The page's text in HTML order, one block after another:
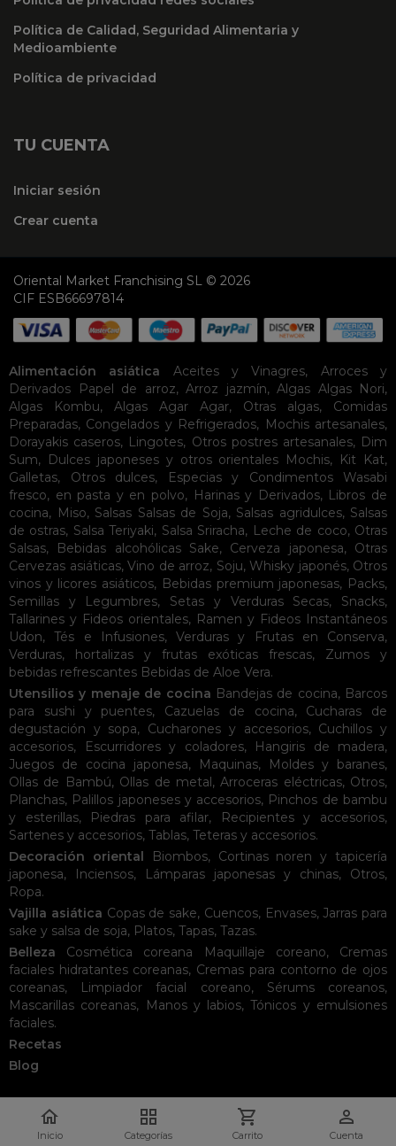
Política de Calidad, Seguridad Alimentaria y
Medioambiente
Política de privacidad
TU CUENTA
Iniciar sesión
Crear cuenta
Oriental Market Franchising SL © 2026
CIF ESB66697814
Alimentación asiática Aceites y Vinagres, Arroces y
Derivados
Papel de arroz, Arroz jazmín, Algas Algas Nori,
Algas Kombu, Algas Agar Agar, Otras algas, Comidas
Preparadas, Congelados y Refrigerados, Mochis artesanales,
Dorayakis caseros, Lingotes, Otros postres artesanales, Dim
Sum, Dulces japoneses y otros orientales Mochis, Kit Kat,
Galletas, Otros dulces, Especias y Condimentos
Wasabi
fresco, en pasta y en polvo, Harinas y Derivados, Libros de
cocina, Miso, Salsas Salsas de Soja, Salsas agridulces, Salsas
de ostras, Salsa Teriyaki, Salsa Sriracha, Leche de coco, Otras
Salsas, Bebidas alcohólicas Sake, Cerveza japonesa, Otras
Cervezas asiáticas, Vino de arroz, Soju, Whisky japonés, Otros
vinos y licores asiáticos, Bebidas premium japonesas, Packs,
Semillas y Legumbres, Setas y Verduras Secas, Snacks,
Tallarines y Fideos orientales, Ramen y Fideos Instantáneos
Udon,Tés e Infusiones, Verduras y Frutas en Conserva,
Verduras, hortalizas y frutas exóticas frescas, Zumos y
bebidas refrescantes Bebidas de Aloe Vera.
Utensilios y menaje de cocina Bandejas de cocina, Barcos
para sushi y puentes, Cazuelas de cocina, Cucharas de
degustación y sopa, Cucharones y accesorios, Cuchillos y
accesorios, Escurridores y coladores, Hangiris de madera,
Juegos de cocina japonesa, Maquinas, Moldes y baranes,
Ollas de Bambú, Ollas de metal,Arroceras eléctricas, Otros,
Planchas, Palillos japoneses y accesorios, Pinchos de bambu
y esterillas, Piedras para afilar, Recipientes y accesorios,
Sartenes y accesorios, Tablas, Teteras y accesorios.
Decoración oriental
Biombos, Cortinas noren y tapicería
japonesa, Inciensos, Lámparas japonesas y chinas, Otros,
Ropa.
Vajilla asiática Copas de sake, Cuencos, Envases,Jarras para
sake y salsa de soja, Platos, Tapas, Tazas.
Belleza
Cosmética coreana Maquillaje coreano, Cremas
faciales hidratantes coreanas, Cremas para contorno de ojos
coreanas, Limpiador facial coreano, Sérums coreanos,
Mascarillas coreanas, Manos y labios,Tónicos y emulsiones
faciales.
Recetas
Blog

Inicio

Categorías

Carrito

Cuenta